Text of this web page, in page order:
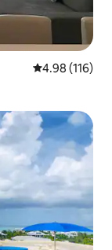
從 116 則評價
4.98 (116)